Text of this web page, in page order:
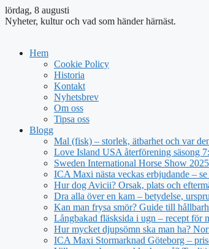
lördag, 8 augusti
Nyheter, kultur och vad som händer härnäst.
Hem
Cookie Policy
Historia
Kontakt
Nyhetsbrev
Om oss
Tipsa oss
Blogg
Mal (fisk) – storlek, ätbarhet och var
Love Island USA återförening säsong
Sweden International Horse Show
ICA Maxi nästa veckas erbjudande –
Hur dog Avicii? Orsak, plats och
Dra alla över en kam – betydelse,
Kan man frysa smör? Guide till
Långbakad fläsksida i ugn – recept för
Hur mycket djupsömn ska man ha?
ICA Maxi Stormarknad Göteborg –